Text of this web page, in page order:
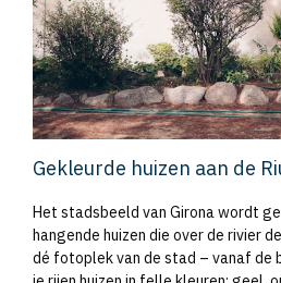
Gekleurde huizen aan de
Het stadsbeeld van Girona wordt
hangende huizen die over de rivier
dé fotoplek van de stad – vanaf de